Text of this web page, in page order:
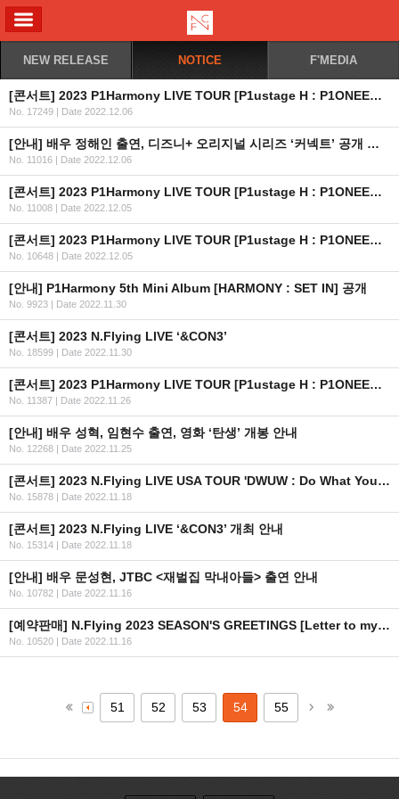
NEW RELEASE NOTICE F'MEDIA
[콘서트] 2023 P1Harmony LIVE TOUR [P1ustage H : P1ONEER] IN USA 안내
No. 17249 | Date 2022.12.06
[안내] 배우 정해인 출연, 디즈니+ 오리지널 시리즈 ‘커넥트’ 공개 안내
No. 11016 | Date 2022.12.06
[콘서트] 2023 P1Harmony LIVE TOUR [P1ustage H : P1ONEER] IN SEOUL
No. 11008 | Date 2022.12.05
[콘서트] 2023 P1Harmony LIVE TOUR [P1ustage H : P1ONEER] 안내
No. 10648 | Date 2022.12.05
[안내] P1Harmony 5th Mini Album [HARMONY : SET IN] 공개
No. 9923 | Date 2022.11.30
[콘서트] 2023 N.Flying LIVE ‘&CON3’
No. 18599 | Date 2022.11.30
[콘서트] 2023 P1Harmony LIVE TOUR [P1ustage H : P1ONEER] IN SEOUL 개최 및 선예매 관련 멤버십 가입 일정 안내
No. 11387 | Date 2022.11.26
[안내] 배우 성혁, 임현수 출연, 영화 ‘탄생’ 개봉 안내
No. 12268 | Date 2022.11.25
[콘서트] 2023 N.Flying LIVE USA TOUR 'DWUW : Do What You Want'
No. 15878 | Date 2022.11.18
[콘서트] 2023 N.Flying LIVE ‘&CON3’ 개최 안내
No. 15314 | Date 2022.11.18
[안내] 배우 문성현, JTBC <재벌집 막내아들> 출연 안내
No. 10782 | Date 2022.11.16
[예약판매] N.Flying 2023 SEASON'S GREETINGS [Letter to my N.Fia] 예약판매 안내
No. 10520 | Date 2022.11.16
51 52 53 54 55